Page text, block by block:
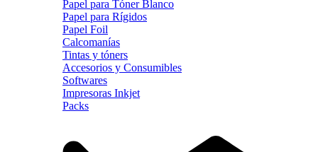
Papel para Tóner Blanco
Papel para Rígidos
Papel Foil
Calcomanías
Tintas y tóners
Accesorios y Consumibles
Softwares
Impresoras Inkjet
Packs